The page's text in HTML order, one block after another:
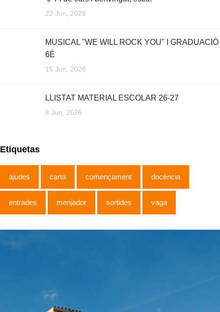
22 Jun, 2026
MUSICAL "WE WILL ROCK YOU" I GRADUACIÓ
6È
15 Jun, 2026
LLISTAT MATERIAL ESCOLAR 26-27
8 Jun, 2026
Etiquetas
ajudes carta començament docència
entrades menjador sortides vaga